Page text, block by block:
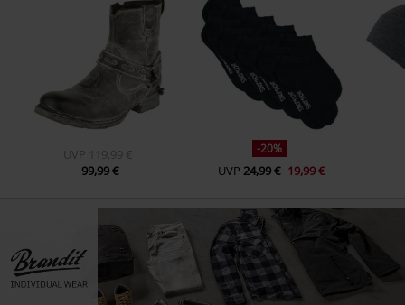
UVP
119,99 €
99,99 €
-20%
UVP 24,99 € 19,99 €